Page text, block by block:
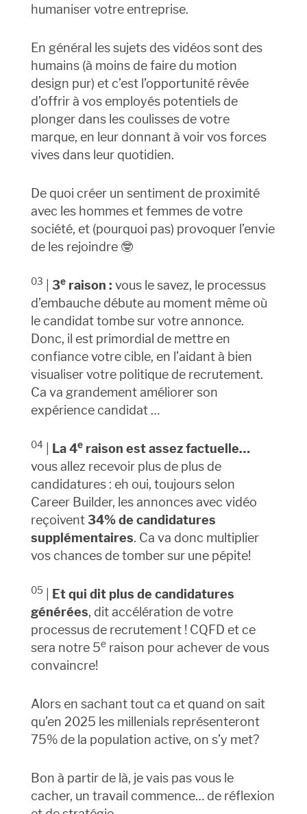
humaniser votre entreprise.
En général les sujets des vidéos sont des
humains (à moins de faire du motion
design pur) et c’est l’opportunité rêvée
d’offrir à vos employés potentiels de
plonger dans les coulisses de votre
marque, en leur donnant à voir vos forces
vives dans leur quotidien.
De quoi créer un sentiment de proximité
avec les hommes et femmes de votre
société, et (pourquoi pas) provoquer l’envie
de les rejoindre 🤓
03 3eraison : vous le savez, le processus
d’embauche débute au moment même où
le candidat tombe sur votre annonce.
Donc, il est primordial de mettre en
confiance votre cible, en l’aidant à bien
visualiser votre politique de recrutement.
Ca va grandement améliorer son
expérience candidat …
04| La 4eraison est assez factuelle…
vous allez recevoir plus de plus de
candidatures : eh oui, toujours selon
Career Builder, les annonces avec vidéo
reçoivent34% de candidatures
supplémentaires. Ca va donc multiplier
vos chances de tomber sur une pépite!
05
Et qui dit plus de candidatures
générées, dit accélération de votre
processus de recrutement ! CQFD et ce
sera notre 5eraison pour achever de vous
convaincre!
Alors en sachant tout ca et quand on sait
qu’en 2025 les millenials représenteront
75% de la population active, on s’y met?
Bon à partir de là, je vais pas vous le
cacher, un travail commence… de réflexion